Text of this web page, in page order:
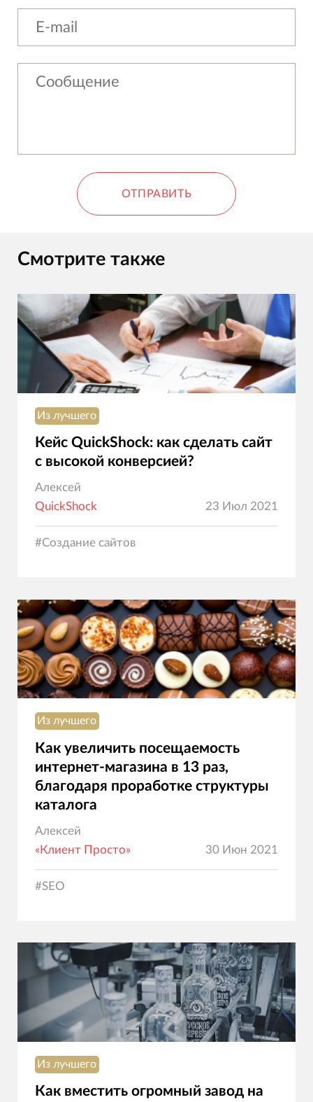
ОТПРАВИТЬ
Смотрите также
Из лучшего
Кейс QuickShock: как сделать сайт
с высокой конверсией?
Алексей
QuickShock
23 Июл 2021
#Создание сайтов
Из лучшего
Как увеличить посещаемость
интернет-магазина в 13 раз,
благодаря проработке структуры
каталога
Алексей
«Клиент Просто»
30 Июн 2021
#SEO
Из лучшего
Как вместить огромный завод на